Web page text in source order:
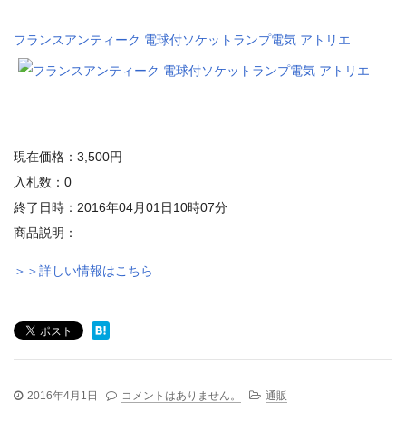
フランスアンティーク 電球付ソケットランプ電気 アトリエ
現在価格：3,500円
入札数：0
終了日時：2016年04月01日10時07分
商品説明：
＞＞詳しい情報はこちら
2016年4月1日 コメントはありません。 通販